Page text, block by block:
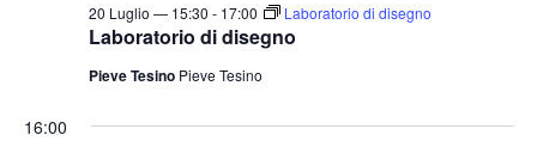
Laboratorio di disegno
20 Luglio — 15:30 - 17:00 Laboratorio di disegno
Pieve Tesino Pieve Tesino
16:00